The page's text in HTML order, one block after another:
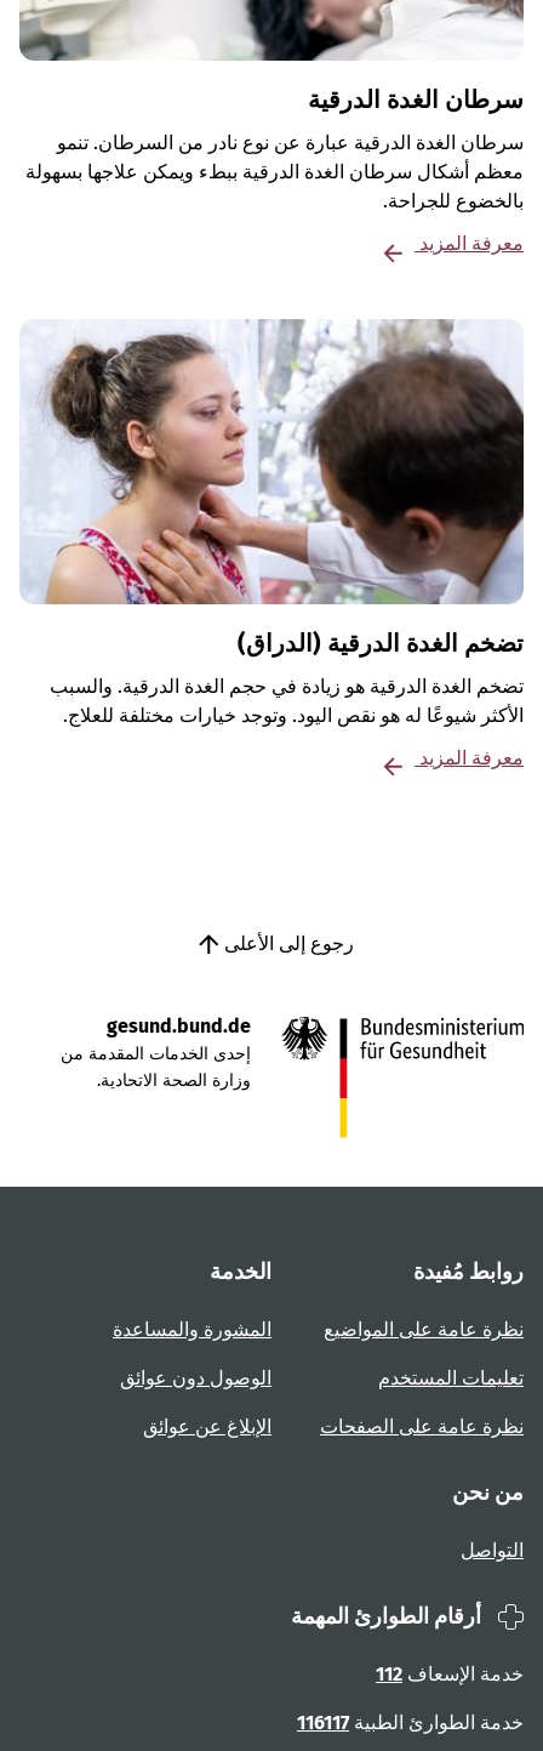
سرطان الغدة الدرقية
سرطان الغدة الدرقية عبارة عن نوع نادر من السرطان. تنمو
معظم أشكال سرطان الغدة الدرقية ببطء ويمكن علاجها بسهولة
بالخضوع للجراحة.
معرفة المزيد
تضخم الغدة الدرقية (الدراق)
تضخم الغدة الدرقية هو زيادة في حجم الغدة الدرقية. والسبب
الأكثر شيوعًا له هو نقص اليود. وتوجد خيارات مختلفة للعلاج.
معرفة المزيد
رجوع إلى الأعلى
gesund.bund.de
إحدى الخدمات المقدمة من
وزارة الصحة الاتحادية.
روابط مُفيدة
نظرة عامة على المواضيع
تعليمات المستخدم
نظرة عامة على الصفحات
الخدمة
المشورة والمساعدة
الوصول دون عوائق
الإبلاغ عن عوائق
من نحن
التواصل
أرقام الطوارئ المهمة
خدمة الإسعاف 112
خدمة الطوارئ الطبية116117